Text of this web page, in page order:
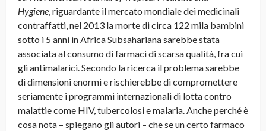
Hygiene, riguardante il mercato mondiale dei medicinali
contraffatti, nel 2013 la morte di circa 122 mila bambini
sotto i 5 anni in Africa Subsahariana sarebbe stata
associata al consumo di farmaci di scarsa qualità, fra cui
gli antimalarici. Secondo la ricerca il problema sarebbe
di dimensioni enormi e rischierebbe di compromettere
seriamente i programmi internazionali di lotta contro
malattie come HIV, tubercolosi e malaria. Anche perché è
cosa nota – spiegano gli autori – che se un certo farmaco